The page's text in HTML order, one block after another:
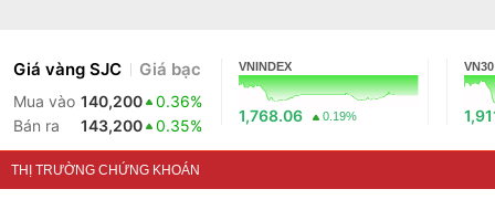
Giá vàng SJC Giá bạc
Mua vào 140,200
0.36%
Bán ra
143,200 0.35%
VNINDEX
1,768.06 0.19%
VN30
THỊ TRƯỜNG CHỨNG KHOÁN